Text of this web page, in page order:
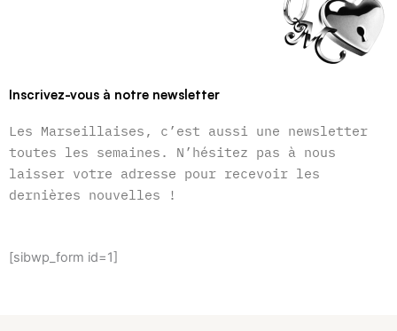
Inscrivez-vous à notre newsletter
Les Marseillaises, c’est aussi une newsletter
toutes les semaines. N’hésitez pas à nous
laisser votre adresse pour recevoir les
dernières nouvelles !
[sibwp_form id=1]